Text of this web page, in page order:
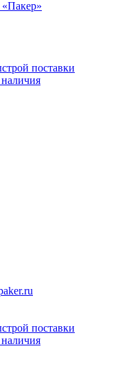
поставки
поставки